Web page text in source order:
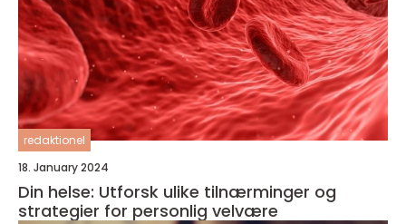
redaktionel
18. January 2024
Din helse: Utforsk ulike tilnærminger og
strategier for personlig velvære